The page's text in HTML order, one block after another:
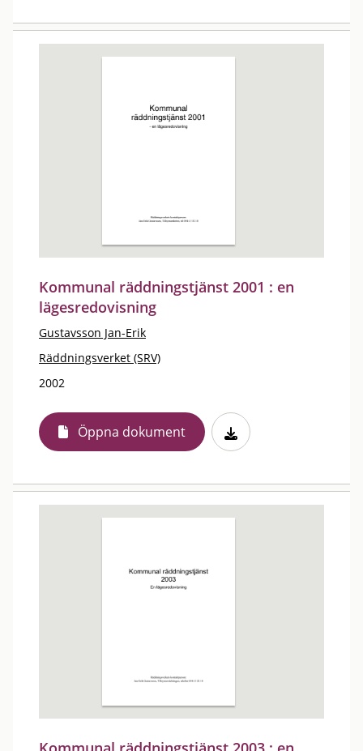
Kommunal räddningstjänst 2001 : en
lägesredovisning
Gustavsson Jan-Erik
Räddningsverket (SRV)
2002
Öppna dokument